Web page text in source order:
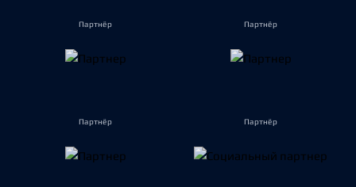
Партнёр Партнёр
Партнёр Партнёр